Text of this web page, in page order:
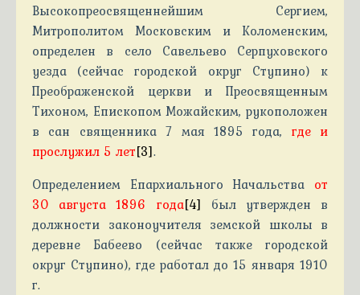
Высокопреосвященнейшим Сергием,
Митрополитом Московским и Коломенским,
определен в село Савельево Серпуховского
уезда (сейчас городской округ Ступино) к
Преображенской церкви и Преосвященным
Тихоном, Епископом Можайским, рукоположен
в сан священника 7 мая 1895 года, где и
прослужил 5 лет[3].
Определением Епархиального Начальства от
30 августа 1896 года[4] был утвержден в
должности законоучителя земской школы в
деревне Бабеево (сейчас также городской
округ Ступино), где работал до 15 января 1910
г.